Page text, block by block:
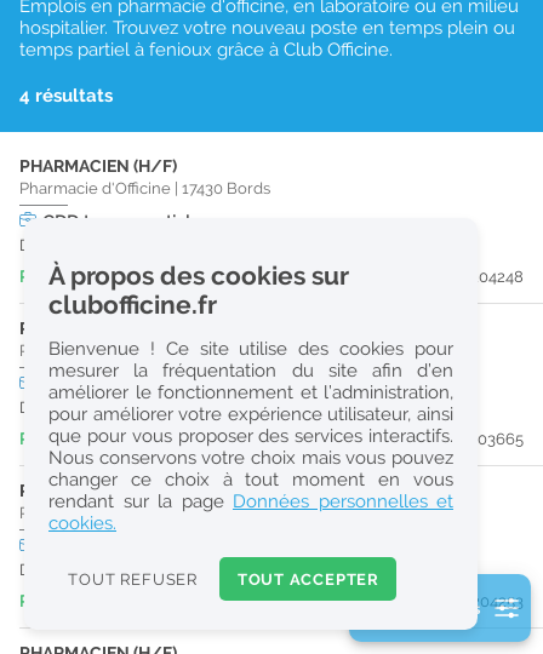
Réinitialiser
2
0
k
Consulter les offres de la France d'outre-mer
Emplois en pharmacie d'officine, en laboratoire ou en milieu
hospitalier. Trouvez votre nouveau poste en temps plein ou
temps partiel à fenioux grâce à Club Officine.
4 résultats
PHARMACIEN (H/F)
Pharmacie d'Officine 17430 Bords
CDD temps partiel
Du 01/09/26 au 28/12/26
Publiée il y a 7 heure(s)
#204248
PHARMACIEN (H/F)
Pharmacie d'Officine|17430Bords
CDD temps partiel
Du 11/08/26 au 11/08/26
Publiée il y a 8 heure(s)
#203665
PRÉPARATEUR EN PHARMACIE (H/F)
Pharmacie d'Officine 17400 Saint-Jean-D'Angély
Dès que possible
Publiée il y a 17 heure(s)
#204253
2 filtre(s) actifs
À propos des cookies sur
clubofficine.fr
Bienvenue ! Ce site utilise des cookies pour
mesurer la fréquentation du site afin d’en
améliorer le fonctionnement et l’administration,
pour améliorer votre expérience utilisateur, ainsi
que pour vous proposer des services interactifs.
Nous conservons votre choix mais vous pouvez
changer ce choix à tout moment en vous
rendant sur la page Données personnelles et
cookies.
TOUT REFUSER TOUT ACCEPTER